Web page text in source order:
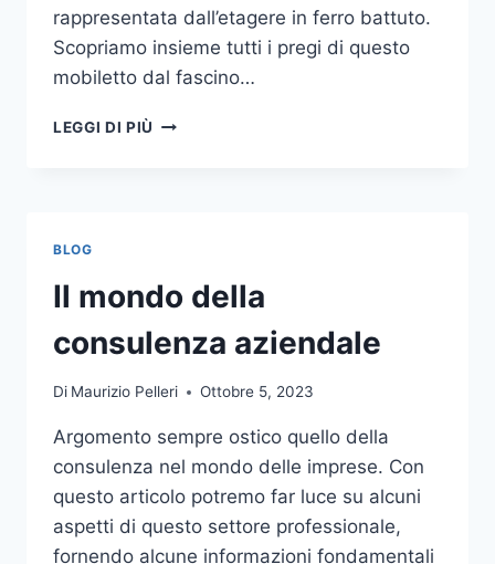
rappresentata dall’etagere in ferro battuto.
Scopriamo insieme tutti i pregi di questo
mobiletto dal fascino…
LEGGI DI PIÙ ETAGERE
PER
L’ARREDO
GIARDINO
BLOG
Il mondo della
consulenza aziendale
Di Maurizio Pelleri Ottobre 5, 2023
Argomento sempre ostico quello della
consulenza nel mondo delle imprese. Con
questo articolo potremo far luce su alcuni
aspetti di questo settore professionale,
fornendo alcune informazioni fondamentali